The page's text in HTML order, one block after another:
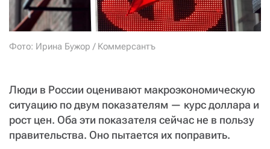
Фото: Ирина Бужор / Коммерсантъ
Люди в России оценивают макроэкономическую
ситуацию по двум показателям — курс доллара и
рост цен. Оба эти показателя сейчас не в пользу
правительства. Оно пытается их поправить.
+7 (929) 612-03-68